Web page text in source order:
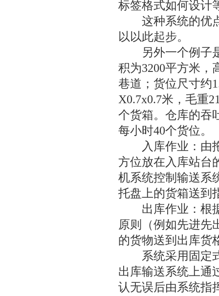
标签格式如何设计
这种系统的优点
以以此起步。
另外一个例子是
积为3200平方米，
巷道；货位尺寸约
X0.7x0.7米，毛重
个货箱。仓库的吞
每小时40个货位。
入库作业：由拖
方位放在入库站台
机系统控制输送系
托盘上的货箱送到
出库作业：根据
原则（例如先进先
的货物送到出库货
系统采用固定式
出库输送系统上通
认无误后由系统指